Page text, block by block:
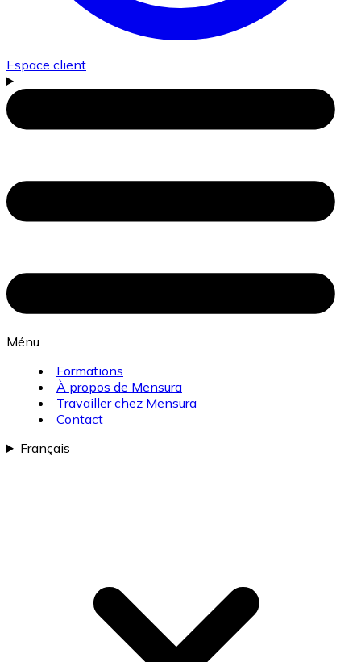
Espace client
Ménu
Formations
À propos de Mensura
Travailler chez Mensura
Contact
Français